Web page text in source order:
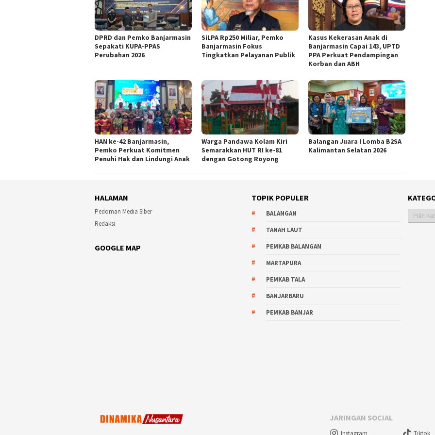
DPRD dan Pemko Banjarmasin
Sepakati KUPA-PPAS
Perubahan 2026
SiLPA Rp250 Miliar, Pemko
Banjarmasin Fokus
Tingkatkan Pelayanan Publik
Kasus Kekerasan Anak di
Banjarmasin Capai 143, UPTD
PPA Perkuat Pendampingan
Korban dan ABH
HAN ke-42 Banjarmasin,
Pemko Perkuat Komitmen
Penuhi Hak dan Lindungi Anak
Warga Pandawa Kolam Kiri
Semarakkan HUT RI ke-81
dengan Gotong Royong
Balangan Juara I Lomba B2SA
Kalimantan Selatan 2026
HALAMAN
Pedoman Media Siber
Redaksi
GOOGLE MAP
TOPIK POPULER
BALANGAN
TANAH LAUT
PEMKAB BALANGAN
MARTAPURA
PEMKAB TALA
BANJARBARU
PEMKAB BANJAR
Kategori
JARINGAN SOCIAL